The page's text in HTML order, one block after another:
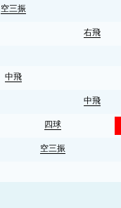
空三振
右飛
中飛
中飛
四球
空三振